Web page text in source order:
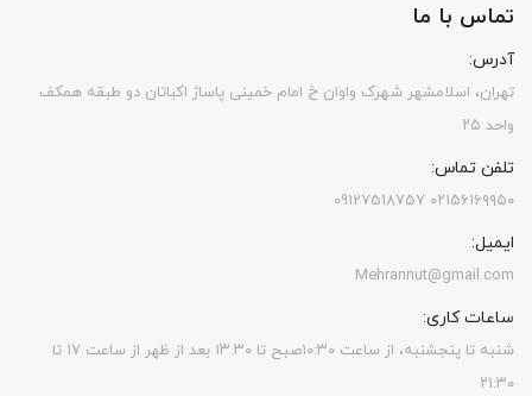
تماس با ما
آدرس:
تهران، اسلامشهر شهرک واوان خ امام خمینی پاساژ اکباتان دو طبقه همکف
واحد ۲۵
تلفن تماس:
۰۲۱۵۶۱۶۹۹۵۰ 09127518757
ایمیل:
Mehrannut@gmail.com
ساعات کاری:
شنبه تا پنجشنبه، از ساعت ۱۰:۳۰صبح تا ۱۳.۳۰ بعد از ظهر از ساعت ۱۷ تا
۲۱:۳۰